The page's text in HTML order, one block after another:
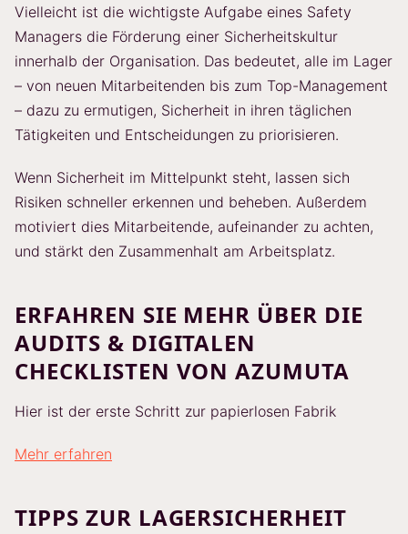
Vielleicht ist die wichtigste Aufgabe eines Safety
Managers die Förderung einer Sicherheitskultur
innerhalb der Organisation. Das bedeutet, alle im Lager
– von neuen Mitarbeitenden bis zum Top-Management
– dazu zu ermutigen, Sicherheit in ihren täglichen
Tätigkeiten und Entscheidungen zu priorisieren.
Wenn Sicherheit im Mittelpunkt steht, lassen sich
Risiken schneller erkennen und beheben. Außerdem
motiviert dies Mitarbeitende, aufeinander zu achten,
und stärkt den Zusammenhalt am Arbeitsplatz.
ERFAHREN SIE MEHR ÜBER DIE
AUDITS & DIGITALEN
CHECKLISTEN VON AZUMUTA
Hier ist der erste Schritt zur papierlosen Fabrik
Mehr erfahren
TIPPS ZUR LAGERSICHERHEIT